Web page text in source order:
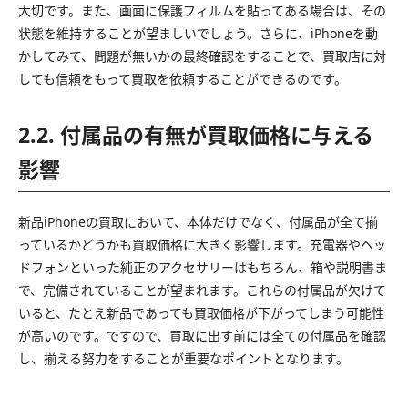
大切です。また、画面に保護フィルムを貼ってある場合は、その
状態を維持することが望ましいでしょう。さらに、iPhoneを動
かしてみて、問題が無いかの最終確認をすることで、買取店に対
しても信頼をもって買取を依頼することができるのです。
2.2. 付属品の有無が買取価格に与える
影響
新品iPhoneの買取において、本体だけでなく、付属品が全て揃
っているかどうかも買取価格に大きく影響します。充電器やヘッ
ドフォンといった純正のアクセサリーはもちろん、箱や説明書ま
で、完備されていることが望まれます。これらの付属品が欠けて
いると、たとえ新品であっても買取価格が下がってしまう可能性
が高いのです。ですので、買取に出す前には全ての付属品を確認
し、揃える努力をすることが重要なポイントとなります。